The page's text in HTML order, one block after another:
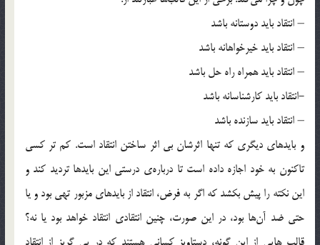
– انتقاد باید دوستانه باشد
– انتقاد باید خیرخواهانه باشد
– انتقاد باید همراه راه حل باشد
-انتقاد باید کارشناسانه باشد
– انتقاد باید سازنده باشد
و بایدهای دیگری که تنها اثرشان بی اثر ساختن انتقاد است. کم تر کسی
تاکنون به خود اجازه داده است تا درباره‌ی درستی این بایدها تردید کند و
این نکته را پیش بکشد که اگر به فرض، انتقاد از بایدهای مزبور تهی بود و یا
حتی ضد آن‌ها بود، در این صورت، چنین انتقادی انتقاد خواهد بود یا نه؟